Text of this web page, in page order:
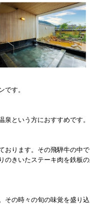
です。
という方におすすめです。
おります。その飛騨牛の中で
のきいたステーキ肉を鉄板
その時々の旬の味覚を盛り